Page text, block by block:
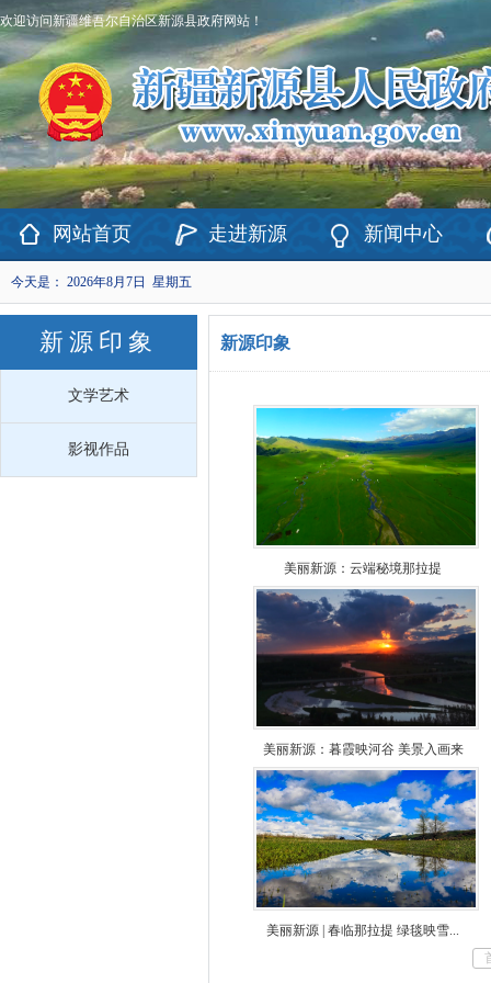
欢迎访问新疆维吾尔自治区新源县政府网站！
网站首页 走进新源 新闻中心
今天是： 2026年8月7日 星期五
新源印象
文学艺术
影视作品
新源印象
美丽新源：云端秘境那拉提
美丽新源：暮霞映河谷 美景入画来
美丽新源 | 春临那拉提 绿毯映雪...